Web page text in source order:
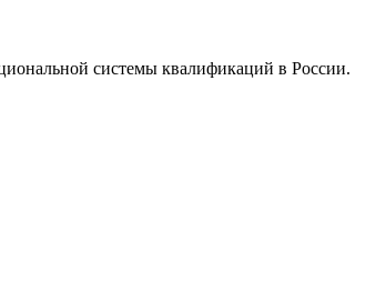
системы квалификаций в России.